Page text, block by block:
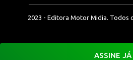
2023 - Editora Motor Midia. Todos
ASSINE JÁ